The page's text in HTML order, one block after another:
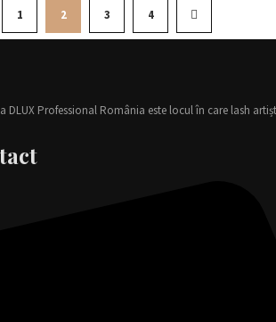
1 2 3 4
DLUX Professional România este locul în care lash